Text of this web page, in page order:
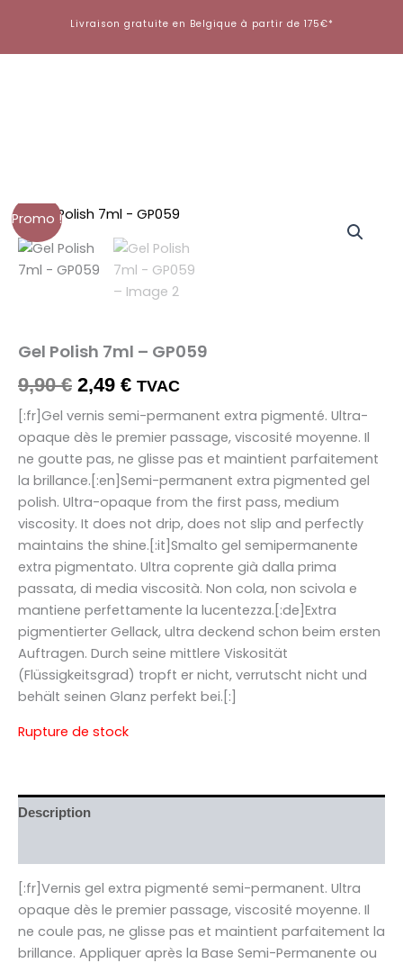
contenu
Livraison gratuite en Belgique à partir de 175€*
Promo !
Gel Polish 7ml – GP059
9,90€ Le
prix
initial
était :
9,90 €.
2,49 €Le
prix
actuel
est :
2,49 €.
TVAC
[:fr]Gel vernis semi-permanent extra pigmenté. Ultra-
opaque dès le premier passage, viscosité moyenne. Il
ne goutte pas, ne glisse pas et maintient parfaitement
la brillance.[:en]Semi-permanent extra pigmented gel
polish. Ultra-opaque from the first pass, medium
viscosity. It does not drip, does not slip and perfectly
maintains the shine.[:it]Smalto gel semipermanente
extra pigmentato. Ultra coprente già dalla prima
passata, di media viscosità. Non cola, non scivola e
mantiene perfettamente la lucentezza.[:de]Extra
pigmentierter Gellack, ultra deckend schon beim ersten
Auftragen. Durch seine mittlere Viskosität
(Flüssigkeitsgrad) tropft er nicht, verrutscht nicht und
behält seinen Glanz perfekt bei.[:]
Rupture de stock
Description
[:fr]Vernis gel extra pigmenté semi-permanent. Ultra
opaque dès le premier passage, viscosité moyenne. Il
ne coule pas, ne glisse pas et maintient parfaitement la
brillance. Appliquer après la Base Semi-Permanente ou